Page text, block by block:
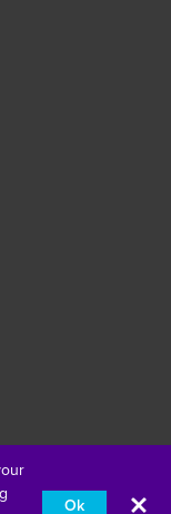
affaires
Ok